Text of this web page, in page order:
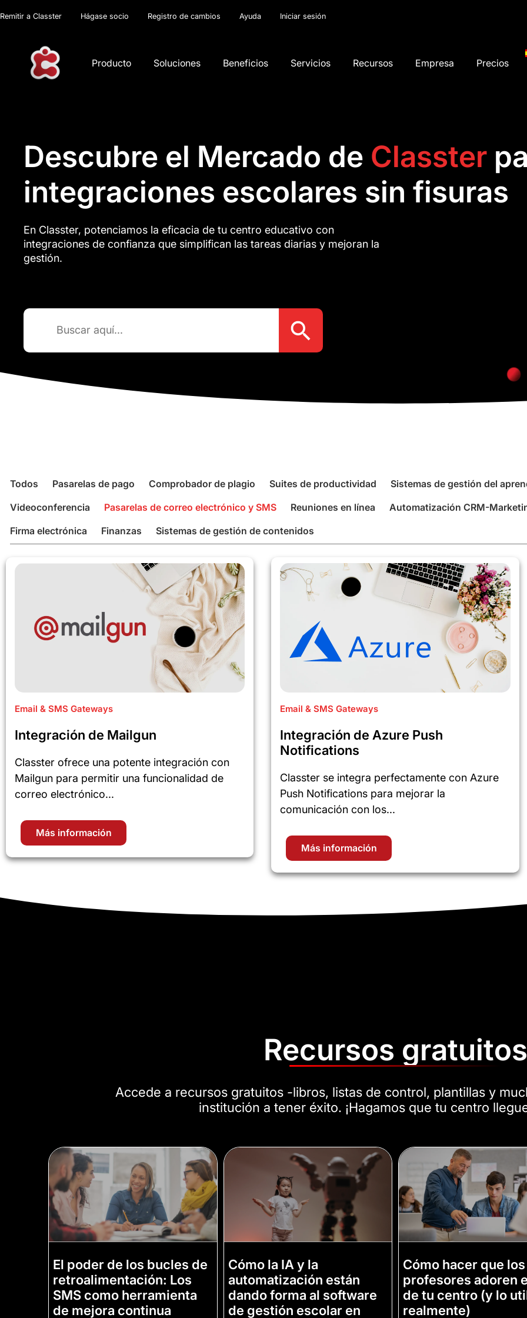
Remitir a Classter Hágase socio Registro de cambios Ayuda Iniciar sesión
Producto Soluciones Beneficios Servicios Recursos Empresa Precios
Descubre el Mercado de Classter
integraciones escolares sin fisuras
En Classter, potenciamos la eficacia de tu centro educativo con
integraciones de confianza que simplifican las tareas diarias y mejoran la
gestión.
Buscar: Botón de búsqueda
Todos Pasarelas de pago Comprobador de plagio Suites de productividad
Sistemas de gestión del
Videoconferencia
Pasarelas de correo electrónico y SMS Reuniones en línea
Automatización CRM-
Firma electrónica
Finanzas Sistemas de gestión de contenidos
Email & SMS Gateways
Integración de Mailgun
Classter ofrece una potente integración con
Mailgun para permitir una funcionalidad de
correo electrónico...
Más información
Email & SMS Gateways
Integración de Azure Push
Notifications
Classter se integra perfectamente con Azure
Push Notifications para mejorar la
comunicación con los...
Más información
Recursos gratuitos
Accede a recursos gratuitos -libros, listas de control, plantillas y
institución a tener éxito. ¡Hagamos que tu centro
El poder de los bucles de
retroalimentación: Los
SMS como herramienta
de mejora continua
Cómo la IA y la
automatización están
dando forma al software
de gestión escolar en
Cómo hacer que los
profesores adoren
de tu centro (y lo
realmente)